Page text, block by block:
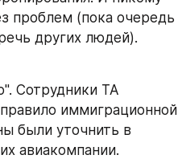
проблем (пока очередь
других людей).
Сотрудники ТА
иммиграционной
были уточнить в
авиакомпании.